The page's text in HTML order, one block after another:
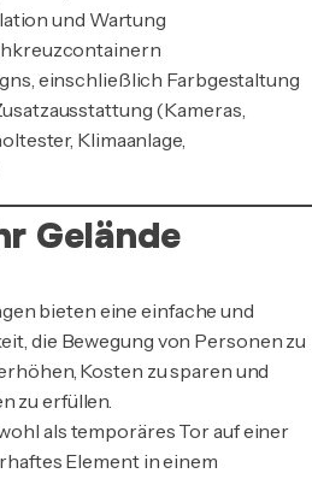
und Wartung
einschließlich Farbgestaltung
(Kameras,
Klimaanlage,
Gelände
bieten eine einfache und
die Bewegung von Personen zu
Kosten zu sparen und
zu erfüllen.
als temporäres Tor auf einer
Element in einem